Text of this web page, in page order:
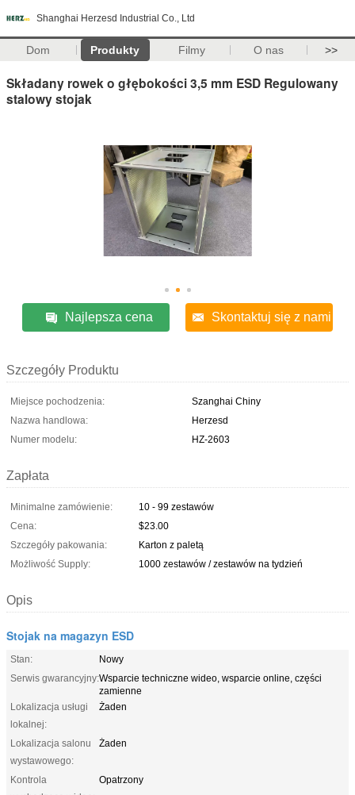
Shanghai Herzesd Industrial Co., Ltd
Dom Produkty Filmy O nas >>
Składany rowek o głębokości 3,5 mm ESD Regulowany
stalowy stojak
Najlepsza cena Skontaktuj się z nami
Szczegóły Produktu
Miejsce pochodzenia:
Szanghai Chiny
Nazwa handlowa:
Herzesd
Numer modelu:
HZ-2603
Zapłata
Minimalne zamówienie:
10 - 99 zestawów
Cena:
$23.00
Szczegóły pakowania:
Karton z paletą
Możliwość Supply:
1000 zestawów / zestawów na tydzień
Opis
Stojak na magazyn ESD
Stan:
Nowy
Serwis gwarancyjny:Wsparcie techniczne wideo, wsparcie online, części
zamienne
Lokalizacja usługi
lokalnej:
Żaden
Lokalizacja salonu
wystawowego:
Żaden
Kontrola
Opatrzony